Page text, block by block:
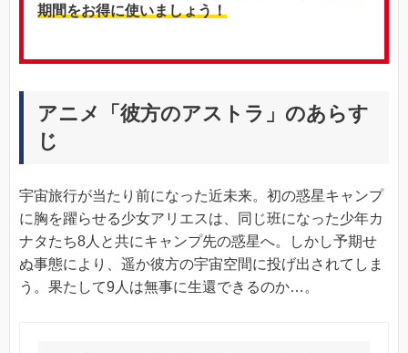
期間をお得に使いましょう！
アニメ「彼方のアストラ」のあらす
じ
宇宙旅行が当たり前になった近未来。初の惑星キャンプ
に胸を躍らせる少女アリエスは、同じ班になった少年カ
ナタたち8人と共にキャンプ先の惑星へ。しかし予期せ
ぬ事態により、遥か彼方の宇宙空間に投げ出されてしま
う。果たして9人は無事に生還できるのか…。